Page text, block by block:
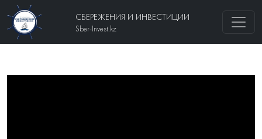
СБЕРЕЖЕНИЯ И ИНВЕСТИЦИИ
Sber-Invest.kz